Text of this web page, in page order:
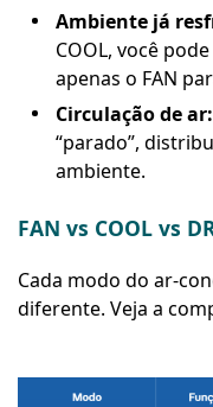
Ambiente já
COOL, você
apenas o FAN
Circulação de ar:
“parado”,
ambiente.
FAN vs COOL vs
Cada modo do ar-
diferente. Veja a